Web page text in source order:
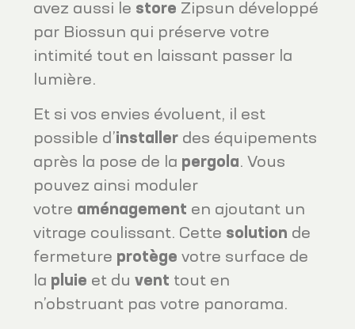
avez aussi le store Zipsun développé
par Biossun qui préserve votre
intimité tout en laissant passer la
lumière.
Et si vos envies évoluent, il est
possible d’installer des équipements
après la pose de la pergola. Vous
pouvez ainsi moduler
votre aménagement en ajoutant un
vitrage coulissant. Cette solution de
fermeture protège votre surface de
la pluie et duvent tout en
n’obstruant pas votre panorama.